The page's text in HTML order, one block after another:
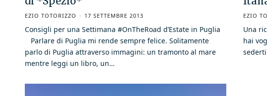
EZIO TOTORIZZO 17 SETTEMBRE 2013
Consigli per una Settimana #OnTheRoad d’Estate in Puglia
Parlare di Puglia mi rende sempre felice. Solitamente
parlo di Puglia attraverso immagini: un tramonto al mare
mentre leggi un libro, un…
EZIO
Una
hai